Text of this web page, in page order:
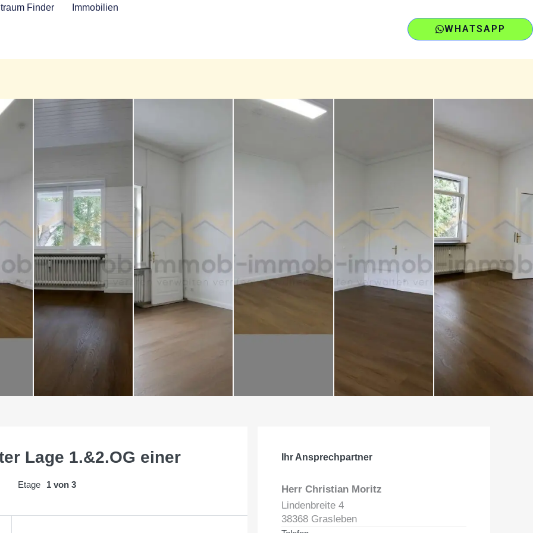
Finder Immobilien
WHATSAPP
Lage 1.&2.OG einer
Etage 1 von 3
Ihr Ansprechpartner
Herr Christian Moritz
Lindenbreite 4
38368 Grasleben